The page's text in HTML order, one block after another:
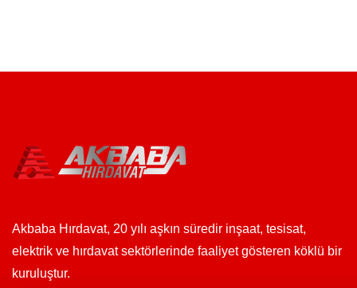
Akbaba Hırdavat, 20 yılı aşkın süredir inşaat, tesisat,
elektrik ve hırdavat sektörlerinde faaliyet gösteren köklü bir
kuruluştur.